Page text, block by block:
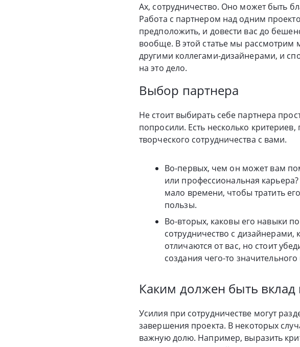
Ах, сотрудничество. Оно может быть
Работа с партнером над одним
предположить, и довести вас до
вообще. В этой статье мы рассмотрим
другими коллегами-дизайнерами, и
на это дело.
Выбор партнера
Не стоит выбирать себе партнера
попросили. Есть несколько
творческого сотрудничества с вами.
Во-первых, чем он может вам
или профессиональная
мало времени, чтобы тратить
пользы.
Во-вторых, каковы его навыки
сотрудничество с
отличаются от вас, но стоит
создания чего-то
Каким должен быть вклад
Усилия при сотрудничестве могут
завершения проекта. В некоторых
важную долю. Например, выразить